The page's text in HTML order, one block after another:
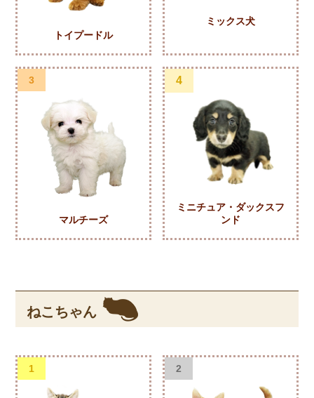
トイプードル
ミックス犬
3
マルチーズ
4
ミニチュア・ダックスフ
ンド
ねこちゃん
1 2